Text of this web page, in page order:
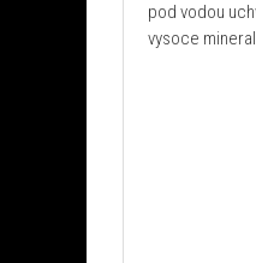
pod vodou
vysoce